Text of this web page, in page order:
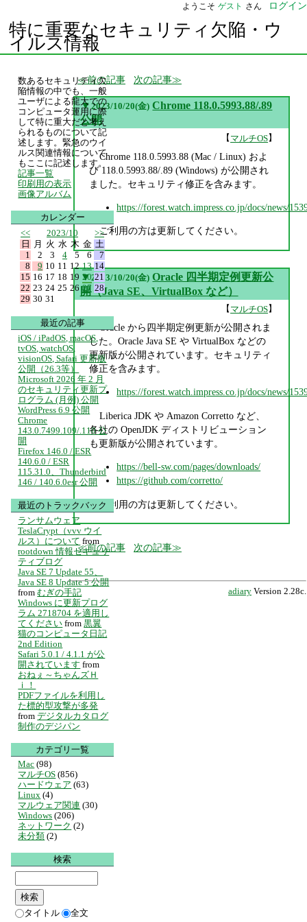
ようこそ ゲスト さん ログイン
特に重要なセキュリティ欠陥・ウ
イルス情報
前の記事 次の記事
▼ 2023/10/20(金) Chrome 118.0.5993.88/.89
公開
【マルチOS】
Chrome 118.0.5993.88 (Mac / Linux) およ
び 118.0.5993.88/.89 (Windows) が公開され
ました。セキュリティ修正を含みます。
https://forest.watch.impress.co.jp/docs/news/
ご利用の方は更新してください。
▼2023/10/20(金) Oracle 四半期定例更新公
開（Java SE、VirtualBox など）
【 マルチOS】
Oracle から四半期定例更新が公開されま
した。Oracle Java SE や VirtualBox などの
更新版が公開されています。セキュリティ
修正を含みます。
https://forest.watch.impress.co.jp/docs/news/
Liberica JDK や Amazon Corretto など、
各社の OpenJDK ディストリビューション
も更新版が公開されています。
https://bell-sw.com/pages/downloads/
https://github.com/corretto/
ご利用の方は更新してください。
前の記事 次の記事
adiary Version 2.28c.
数あるセキュリティ欠
陥情報の中でも、一般
ユーザによる龍大での
コンピュータ運用に際
して特に重大だと考え
られるものについて記
述します。緊急のウイ
ルス関連情報について
もここに記述します。
記事一覧
印刷用の表示
画像アルバム
カレンダー
<<
2023/10
>>
日
月 火 水 木 金 土
1
2 3 4 5 6
7
8
9 10 11 12 13 14
15 16 17 18 19 20 21
22 23 24 25 26 27 28
29 30 31
最近の記事
iOS / iPadOS, macOS,
tvOS, watchOS,
visionOS, Safari 更新版
公開（26.3等）
Microsoft 2026 年 2 月
のセキュリティ更新プ
ログラム (月例) 公開
WordPress 6.9 公開
Chrome
143.0.7499.109/.110 公
開
Firefox 146.0 / ESR
140.6.0 / ESR
115.31.0、Thunderbird
146 / 140.6.0esr 公開
最近のトラックバック
ランサムウェア
TeslaCrypt（vvv ウイ
ルス）について from
rootdown 情報セキュリ
ティブログ
Java SE 7 Update 55、
Java SE 8 Update 5 公開
from むぎの手記
Windows に更新プログ
ラム 2718704 を適用し
てください from 黒翼
猫のコンピュータ日記
2nd Edition
Safari 5.0.1 / 4.1.1 が公
開されています from
おねぇ～ちゃんズＨ
ｉ！
PDFファイルを利用し
た標的型攻撃が多発
from デジタルカタログ
制作のデジパン
カテゴリ一覧
Mac (98)
マルチOS (856)
ハードウェア (63)
Linux (4)
マルウェア関連 (30)
Windows (206)
ネットワーク (2)
未分類 (2)
検索
タイトル 全文